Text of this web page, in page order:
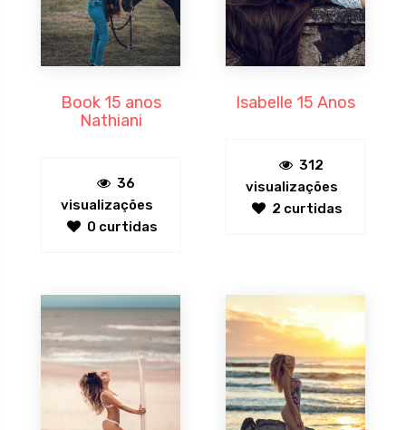
Book 15 anos
Nathiani
36
visualizações
0 curtidas
Isabelle 15 Anos
312
visualizações
2 curtidas